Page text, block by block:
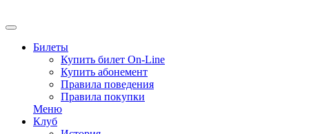
Билеты
Купить билет On-Line
Купить абонемент
Правила поведения
Правила покупки
Меню
Клуб